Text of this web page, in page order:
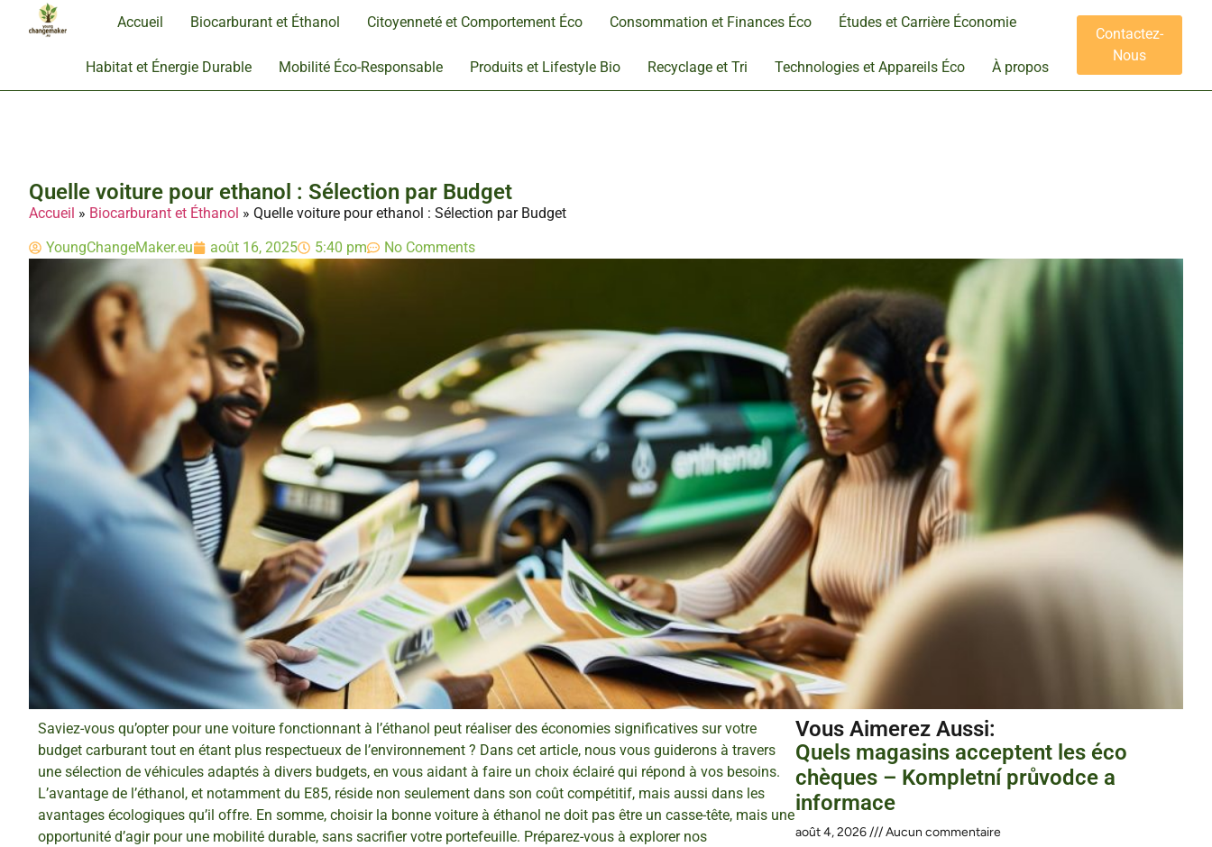
Accueil Biocarburant et Éthanol Citoyenneté et Comportement Éco Consommation et Finances Éco Études et Carrière Économie
Habitat et Énergie Durable Mobilité Éco-Responsable Produits et Lifestyle Bio Recyclage et Tri Technologies et Appareils Éco À propos
Contactez-
Nous
Quelle voiture pour ethanol : Sélection par Budget
Accueil » Biocarburant et Éthanol » Quelle voiture pour ethanol : Sélection par Budget
YoungChangeMaker.eu août 16, 2025 5:40 pm No Comments
Saviez-vous qu’opter pour une voiture fonctionnant à l’éthanol peut réaliser des économies significatives sur votre
budget carburant tout en étant plus respectueux de l’environnement ? Dans cet article, nous vous guiderons à travers
une sélection de véhicules adaptés à divers budgets, en vous aidant à faire un choix éclairé qui répond à vos besoins.
L’avantage de l’éthanol, et notamment du E85, réside non seulement dans son coût compétitif, mais aussi dans les
avantages écologiques qu’il offre. En somme, choisir la bonne voiture à éthanol ne doit pas être un casse-tête, mais une
opportunité d’agir pour une mobilité durable, sans sacrifier votre portefeuille. Préparez-vous à explorer nos
Vous Aimerez Aussi :
Quels magasins acceptent les éco
chèques – Kompletní průvodce a
informace
août 4, 2026 Aucun commentaire